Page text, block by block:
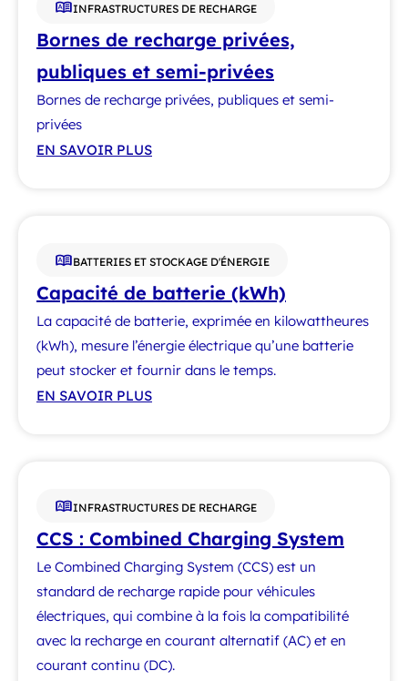
INFRASTRUCTURES DE RECHARGE
Bornes de recharge privées,
publiques et semi-privées
Bornes de recharge privées, publiques et semi-
privées
EN SAVOIR PLUS
BATTERIES ET STOCKAGE D'ÉNERGIE
Capacité de batterie (kWh)
La capacité de batterie, exprimée en kilowattheures
(kWh), mesure l’énergie électrique qu’une batterie
peut stocker et fournir dans le temps.
EN SAVOIR PLUS
INFRASTRUCTURES DE RECHARGE
CCS : Combined Charging System
Le Combined Charging System (CCS) est un
standard de recharge rapide pour véhicules
électriques, qui combine à la fois la compatibilité
avec la recharge en courant alternatif (AC) et en
courant continu (DC).